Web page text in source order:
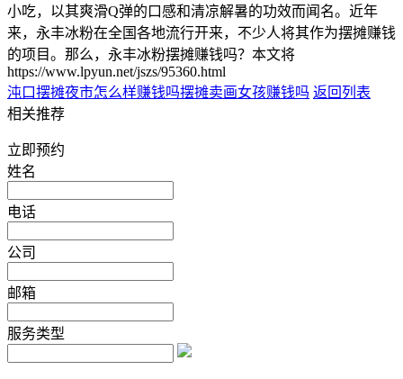
小吃，以其爽滑Q弹的口感和清凉解暑的功效而闻名。近年
来，永丰冰粉在全国各地流行开来，不少人将其作为摆摊赚钱
的项目。那么，永丰冰粉摆摊赚钱吗？本文将
https://www.lpyun.net/jszs/95360.html
沌口摆摊夜市怎么样赚钱吗摆摊卖画女孩赚钱吗 返回列表
相关推荐
立即预约
姓名
电话
公司
邮箱
服务类型